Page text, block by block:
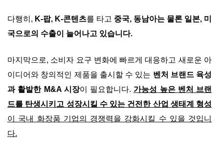
다행히, K-팝, K-콘텐츠를 타고 중국, 동남아는 물론 일본, 미
국으로의 수출이 늘어나고 있습니다.
마지막으로, 소비자 요구 변화에 빠르게 대응하고 새로운 아
이디어와 창의적인 제품을 출시할 수 있는 벤처 브랜드 육성
과 활발한 M&A 시장이 필요합니다. 가능성 높은 벤처 브랜
드를 탄생시키고 성장시킬 수 있는 건전한 산업 생태계 형성
이 국내 화장품 기업의 경쟁력을 강화시킬 수 있을 것입니
다.